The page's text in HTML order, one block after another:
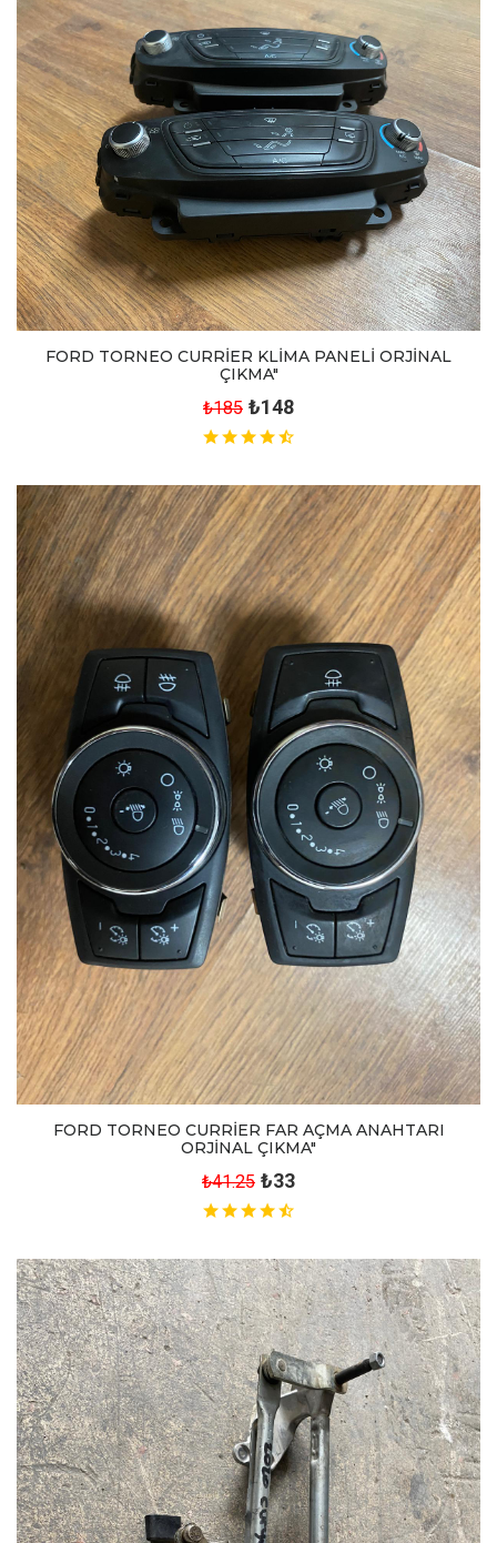
FORD TORNEO CURRİER KLİMA PANELİ ORJİNAL
ÇIKMA"
₺185 ₺148
FORD TORNEO CURRİER FAR AÇMA ANAHTARI
ORJİNAL ÇIKMA"
₺41.25 ₺33